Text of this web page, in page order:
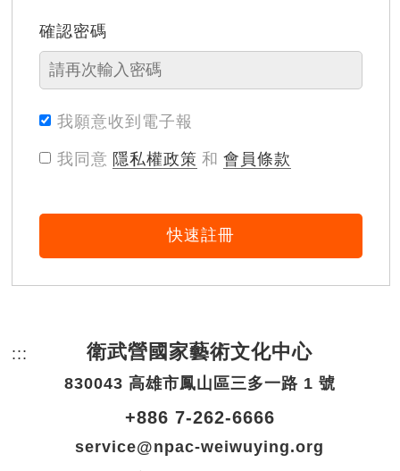
確認密碼
我願意收到電子報
我同意 隱私權政策 和 會員條款
快速註冊
::: 頁尾網站資訊。
衛武營國家藝術文化中心
830043 高雄市鳳山區三多一路 1 號
+886 7-262-6666
service@npac-weiwuying.org